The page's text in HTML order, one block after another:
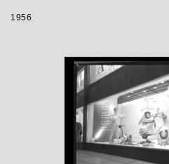
1956